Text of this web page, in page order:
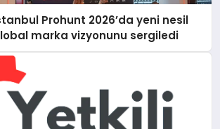
Prohunt 2026’da yeni nesil
marka vizyonunu sergiledi